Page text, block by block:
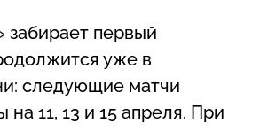
забирает первый
уже в
следующие матчи
на 11, 13 и 15 апреля. При